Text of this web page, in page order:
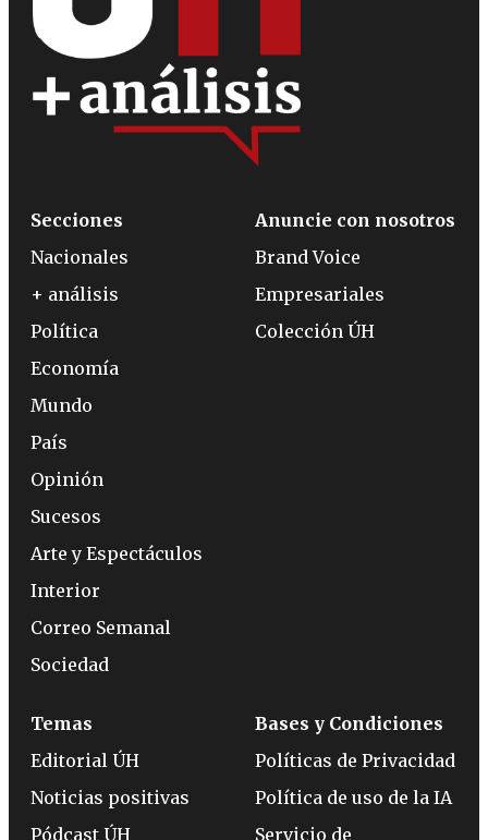
Secciones
Nacionales
+ análisis
Política
Economía
Mundo
País
Opinión
Sucesos
Arte y Espectáculos
Interior
Correo Semanal
Sociedad
Anuncie con nosotros
Brand Voice
Empresariales
Colección ÚH
Temas
Editorial ÚH
Noticias positivas
Pódcast ÚH
Bases y Condiciones
Políticas de Privacidad
Política de uso de la IA
Servicio de